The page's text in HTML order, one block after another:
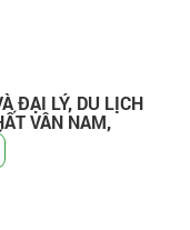
ĐẠI LÝ, DU LỊCH
VÂN NAM,